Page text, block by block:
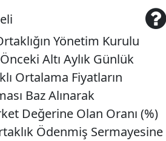
Yönetim Kurulu
Altı Aylık Günlük
Ortalama Fiyatların
Baz Alınarak
Değerine Olan Oranı (%)
Ödenmiş Sermayesine